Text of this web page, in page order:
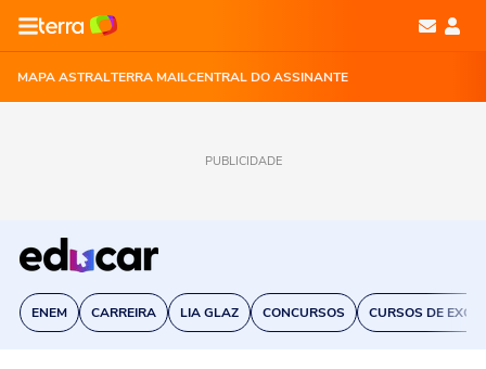
MAPA ASTRALTERRA MAILCENTRAL DO ASSINANTE
PUBLICIDADE
ENEM CARREIRA LIA GLAZ CONCURSOS CURSOS DE EXCEL